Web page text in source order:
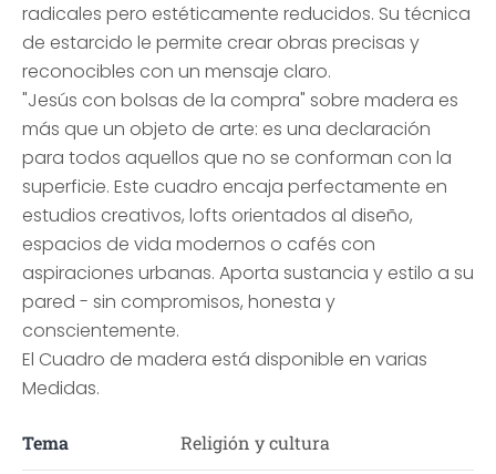
radicales pero estéticamente reducidos. Su técnica
de estarcido le permite crear obras precisas y
reconocibles con un mensaje claro.
"Jesús con bolsas de la compra" sobre madera es
más que un objeto de arte: es una declaración
para todos aquellos que no se conforman con la
superficie. Este cuadro encaja perfectamente en
estudios creativos, lofts orientados al diseño,
espacios de vida modernos o cafés con
aspiraciones urbanas. Aporta sustancia y estilo a su
pared - sin compromisos, honesta y
conscientemente.
El Cuadro de madera está disponible en varias
Medidas.
Tema Religión y cultura